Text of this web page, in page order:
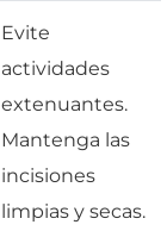
Evite
actividades
extenuantes.
Mantenga las
incisiones
limpias y secas.